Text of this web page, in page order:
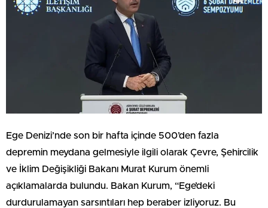
Ege Denizi’nde son bir hafta içinde 500’den fazla
depremin meydana gelmesiyle ilgili olarak Çevre, Şehircilik
ve İklim Değişikliği Bakanı Murat Kurum önemli
açıklamalarda bulundu. Bakan Kurum, “Ege’deki
durdurulamayan sarsıntıları hep beraber izliyoruz. Bu